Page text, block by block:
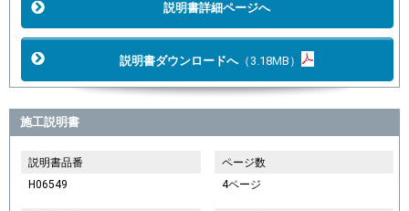
説明書詳細ページへ
説明書ダウンロードへ（3.18MB）
施工説明書
説明書品番
H06549
ページ数
4ページ